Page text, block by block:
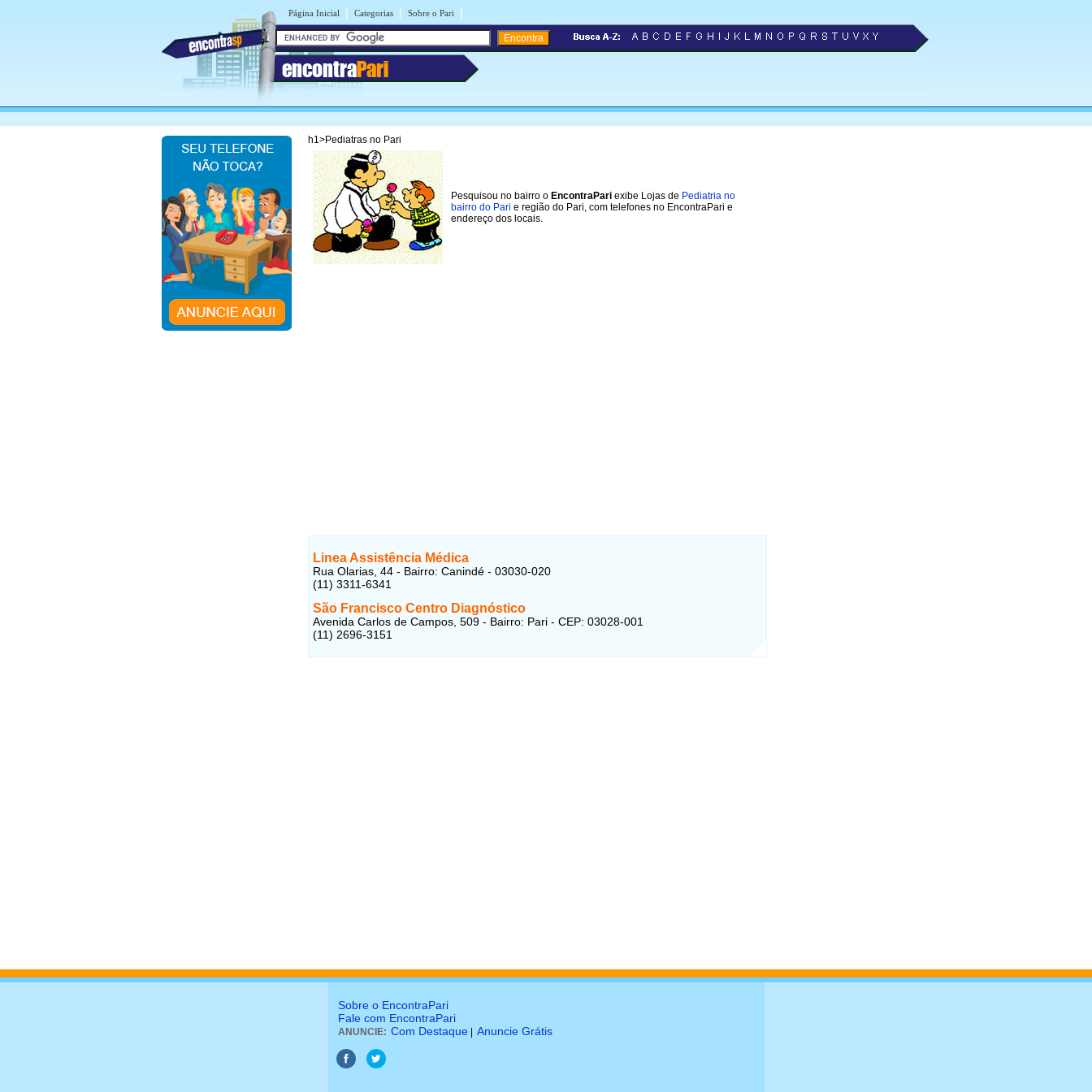
Página Inicial | Categorias | Sobre o Pari |
encontraPari
h1>Pediatras no Pari
Pesquisou no bairro o EncontraPari exibe Lojas de Pediatria no
bairro do Pari e região do Pari, com telefones no EncontraPari e
endereço dos locais.
Linea Assistência Médica
Rua Olarias, 44 - Bairro: Canindé - 03030-020
(11) 3311-6341
São Francisco Centro Diagnóstico
Avenida Carlos de Campos, 509 - Bairro: Pari - CEP: 03028-001
(11) 2696-3151
Sobre o EncontraPari
Fale com EncontraPari
ANUNCIE: Com Destaque Anuncie Grátis